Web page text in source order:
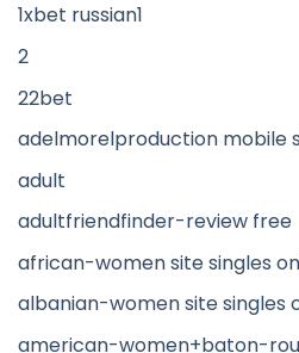
1xbet russian1
2
22bet
adelmorelproduction mobile
adult
adultfriendfinder-review free
african-women site singles
albanian-women site singles
american-women+baton-